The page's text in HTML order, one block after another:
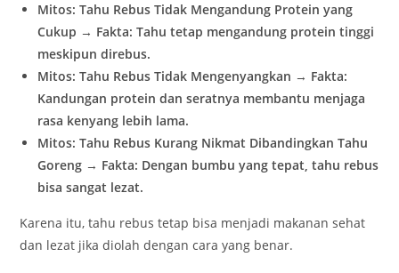
Mitos: Tahu Rebus Tidak Mengandung Protein yang
Cukup → Fakta: Tahu tetap mengandung protein tinggi
meskipun direbus.
Mitos: Tahu Rebus Tidak Mengenyangkan → Fakta:
Kandungan protein dan seratnya membantu menjaga
rasa kenyang lebih lama.
Mitos: Tahu Rebus Kurang Nikmat Dibandingkan Tahu
Goreng → Fakta: Dengan bumbu yang tepat, tahu rebus
bisa sangat lezat.
Karena itu, tahu rebus tetap bisa menjadi makanan sehat
dan lezat jika diolah dengan cara yang benar.